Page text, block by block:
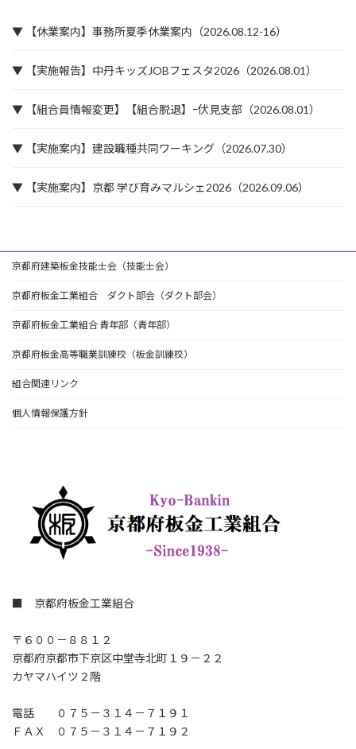
▼ 【休業案内】事務所夏季休業案内（2026.08.12-16）
▼ 【実施報告】中丹キッズJOBフェスタ2026（2026.08.01）
▼ 【組合員情報変更】【組合脱退】ｰ伏見支部（2026.08.01）
▼ 【実施案内】建設職種共同ワーキング（2026.07.30）
▼ 【実施案内】京都 学び育みマルシェ2026（2026.09.06）
京都府建築板金技能士会（技能士会）
京都府板金工業組合 ダクト部会（ダクト部会）
京都府板金工業組合 青年部（青年部）
京都府板金高等職業訓練校（板金訓練校）
組合関連リンク
個人情報保護方針
■ 京都府板金工業組合
〒６００－８８１２
京都府京都市下京区中堂寺北町１９－２２
カヤマハイツ２階
電話 ０７５－３１４－７１９１
ＦＡＸ ０７５－３１４－７１９２